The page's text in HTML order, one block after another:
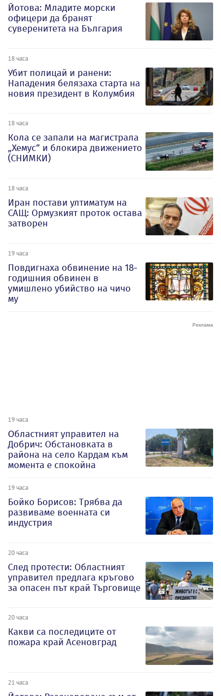
Йотова: Младите морски
офицери да бранят
суверенитета на България
18 часа
Убит полицай и ранени:
Нападения белязаха старта на
новия президент в Колумбия
18 часа
Кола се запали на магистрала
„Хемус“ и блокира движението
(СНИМКИ)
18 часа
Иран постави ултиматум на
САЩ: Ормузкият проток остава
затворен
19 часа
Повдигнаха обвинение на 18-
годишния обвинен в
умишлено убийство на чичо
му
19 часа
Oбластният управител на
Добрич: Обстановката в
района на село Кардам към
момента е спокойна
19 часа
Бойко Борисов: Трябва да
развиваме военната си
индустрия
20 часа
След протести: Областният
управител предлага кръгово
за опасен път край Търговище
20 часа
Какви са последиците от
пожара край Асеновград
21 часа